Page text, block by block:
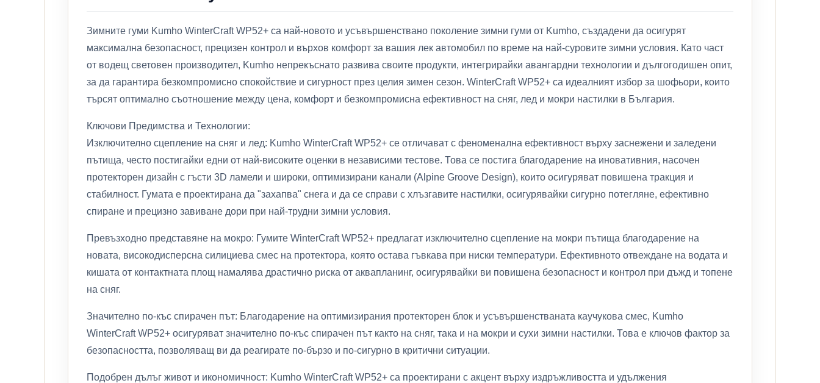
Зимните гуми Kumho WinterCraft WP52+ са най-новото и усъвършенствано поколение зимни гуми от Kumho, създадени да осигурят
максимална безопасност, прецизен контрол и върхов комфорт за вашия лек автомобил по време на най-суровите зимни условия. Като част
от водещ световен производител, Kumho непрекъснато развива своите продукти, интегрирайки авангардни технологии и дългогодишен опит,
за да гарантира безкомпромисно спокойствие и сигурност през целия зимен сезон. WinterCraft WP52+ са идеалният избор за шофьори, които
търсят оптимално съотношение между цена, комфорт и безкомпромисна ефективност на сняг, лед и мокри настилки в България.
Ключови Предимства и Технологии:
Изключително сцепление на сняг и лед: Kumho WinterCraft WP52+ се отличават с феноменална ефективност върху заснежени и заледени
пътища, често постигайки едни от най-високите оценки в независими тестове. Това се постига благодарение на иновативния, насочен
протекторен дизайн с гъсти 3D ламели и широки, оптимизирани канали (Alpine Groove Design), които осигуряват повишена тракция и
стабилност. Гумата е проектирана да "захапва" снега и да се справи с хлъзгавите настилки, осигурявайки сигурно потегляне, ефективно
спиране и прецизно завиване дори при най-трудни зимни условия.
Превъзходно представяне на мокро: Гумите WinterCraft WP52+ предлагат изключително сцепление на мокри пътища благодарение на
новата, високодисперсна силициева смес на протектора, която остава гъвкава при ниски температури. Ефективното отвеждане на водата и
кишата от контактната площ намалява драстично риска от аквапланинг, осигурявайки ви повишена безопасност и контрол при дъжд и топене
на сняг.
Значително по-къс спирачен път: Благодарение на оптимизирания протекторен блок и усъвършенстваната каучукова смес, Kumho
WinterCraft WP52+ осигуряват значително по-къс спирачен път както на сняг, така и на мокри и сухи зимни настилки. Това е ключов фактор за
безопасността, позволяващ ви да реагирате по-бързо и по-сигурно в критични ситуации.
Подобрен дълъг живот и икономичност: Kumho WinterCraft WP52+ са проектирани с акцент върху издръжливостта и удължения